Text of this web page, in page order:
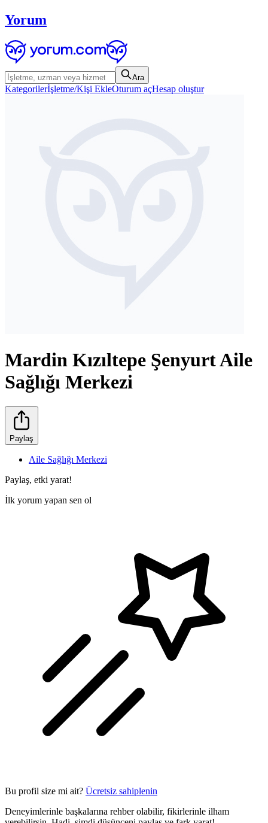
Yorum
Ara
Kategorilerİşletme/Kişi EkleOturum açHesap oluştur
Mardin Kızıltepe Şenyurt Aile
Sağlığı Merkezi
Paylaş
Aile Sağlığı Merkezi
Paylaş, etki yarat!
İlk yorum yapan sen ol
Bu profil size mi ait? Ücretsiz sahiplenin
Deneyimlerinle başkalarına rehber olabilir, fikirlerinle ilham